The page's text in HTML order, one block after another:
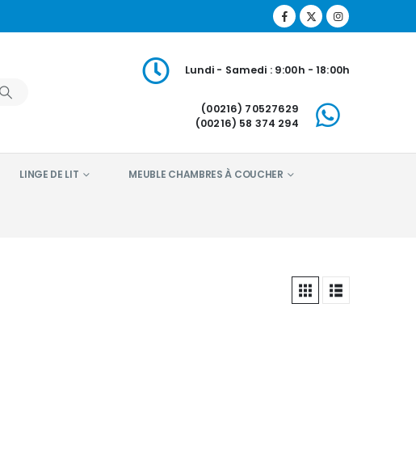
Lundi - Samedi : 9:00h - 18:00h
(00216) 70527629
(00216) 58 374 294
LINGE DE LIT MEUBLE CHAMBRES À COUCHER